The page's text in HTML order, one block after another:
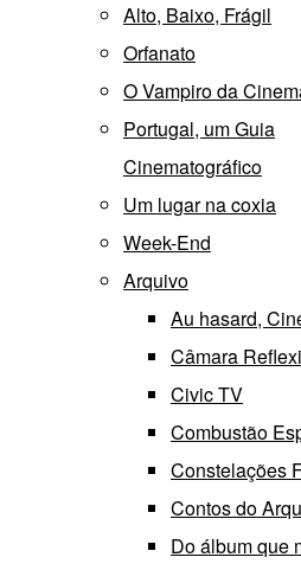
Alto, Baixo, Frágil
Orfanato
O Vampiro da
Portugal, um Guia
Cinematográfico
Um lugar na coxia
Week-End
Arquivo
Au hasard,
Câmara
Civic TV
Combustão
Constelações
Contos do
Do álbum que